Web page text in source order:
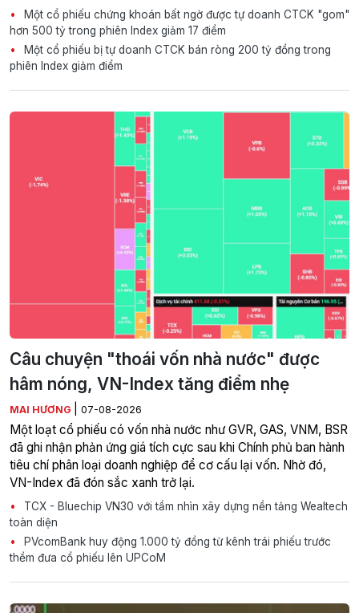
Một cổ phiếu chứng khoán bất ngờ được tự doanh CTCK "gom"
hơn 500 tỷ trong phiên Index giảm 17 điểm
Một cổ phiếu bị tự doanh CTCK bán ròng 200 tỷ đồng trong
phiên Index giảm điểm
Câu chuyện "thoái vốn nhà nước" được
hâm nóng, VN-Index tăng điểm nhẹ
MAI HƯƠNG 07-08-2026
Một loạt cổ phiếu có vốn nhà nước như GVR, GAS, VNM, BSR
đã ghi nhận phản ứng giá tích cực sau khi Chính phủ ban hành
tiêu chí phân loại doanh nghiệp để cơ cấu lại vốn. Nhờ đó,
VN-Index đã đón sắc xanh trở lại.
TCX - Bluechip VN30 với tầm nhìn xây dựng nền tảng Wealtech
toàn diện
PVcomBank huy động 1.000 tỷ đồng từ kênh trái phiếu trước
thềm đưa cổ phiếu lên UPCoM